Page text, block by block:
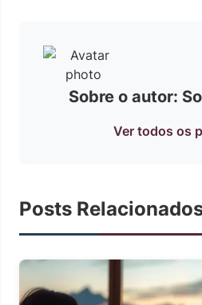
Sobre o autor:
Ver todos os
Posts